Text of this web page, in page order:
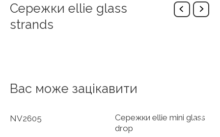
Сережки ellie glass
strands
Вас може зацікавити
NV2605
Сережки ellie mini glass
drop